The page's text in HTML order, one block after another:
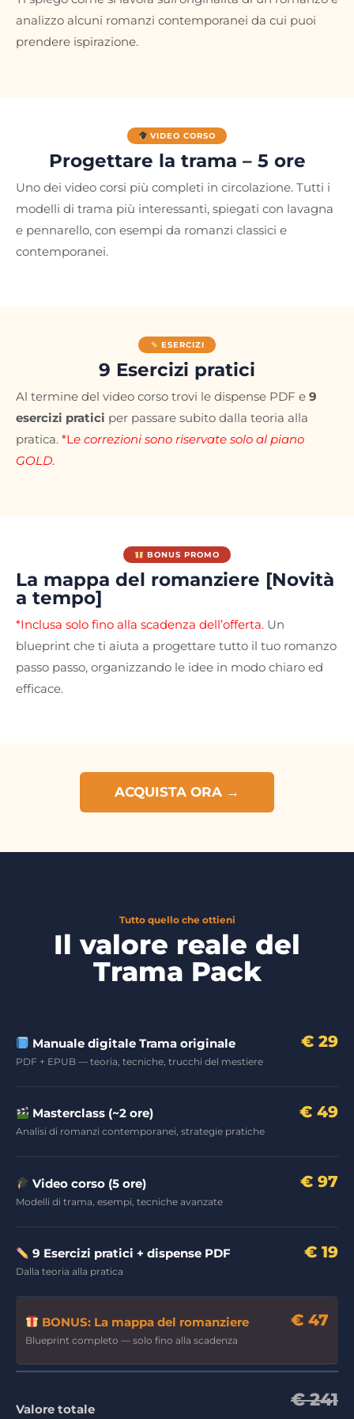
analizzo alcuni romanzi contemporanei da cui puoi
prendere ispirazione.
VIDEO CORSO
Progettare la trama – 5 ore
Uno dei video corsi più completi in circolazione. Tutti i
modelli di trama più interessanti, spiegati con lavagna
e pennarello, con esempi da romanzi classici e
contemporanei.
ESERCIZI
9 Esercizi pratici
Al termine del video corso trovi le dispense PDF e 9
esercizi pratici per passare subito dalla teoria alla
pratica. *Le correzioni sono riservate solo al piano
GOLD.
BONUS PROMO
La mappa del romanziere [Novità
a tempo]
*Inclusa solo fino alla scadenza dell’offerta. Un
blueprint che ti aiuta a progettare tutto il tuo romanzo
passo passo, organizzando le idee in modo chiaro ed
efficace.
ACQUISTA ORA →
Tutto quello che ottieni
Il valore reale del
Trama Pack
Manuale digitale Trama originale
PDF + EPUB — teoria, tecniche, trucchi del mestiere
€ 29
Masterclass (~2 ore)
Analisi di romanzi contemporanei, strategie pratiche
€ 49
Video corso (5 ore)
Modelli di trama, esempi, tecniche avanzate
€ 97
9 Esercizi pratici + dispense PDF
Dalla teoria alla pratica
€ 19
BONUS: La mappa del romanziere
Blueprint completo — solo fino alla scadenza
€ 47
Valore totale € 241